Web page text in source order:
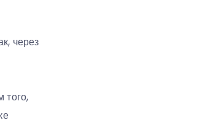
через
того,